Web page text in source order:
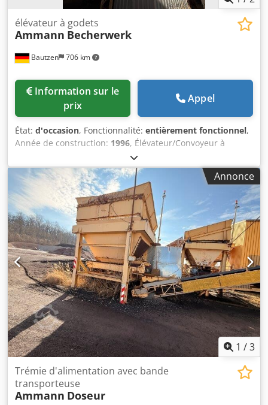
Bautzen 706 km
élévateur à godets
Ammann Becherwerk
prix
Appel
État: d'occasion, Fonctionnalité: entièrement fonctionnel,
Année de construction: 1996, Élévateur/Convoyeur à
godets Utilisation comme système de transport de
matériaux à commande à distance Dcodpfozq S Daex Anfjk
H 26 m
Annonce
1 /3
Trémie d'alimentation avec bande
transporteuse
Ammann Doseur